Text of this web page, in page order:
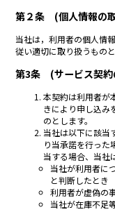
第２条 (個人情報の
当社は，利用者の個人情
従い適切に取り扱うものと
第3条 (サービス契約
本契約は利用者が
きにより申し込み
のとします。
当社は以下に該当
り当承諾を行った
当する場合、当社
当社が利用者に
と判断したとき
利用者が虚偽の
当社が在庫不足